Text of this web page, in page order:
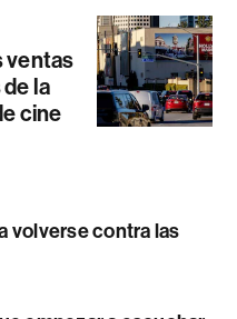
ventas
la
cine
volverse contra las